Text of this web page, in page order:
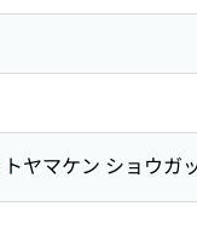
トヤマケン ショウガ